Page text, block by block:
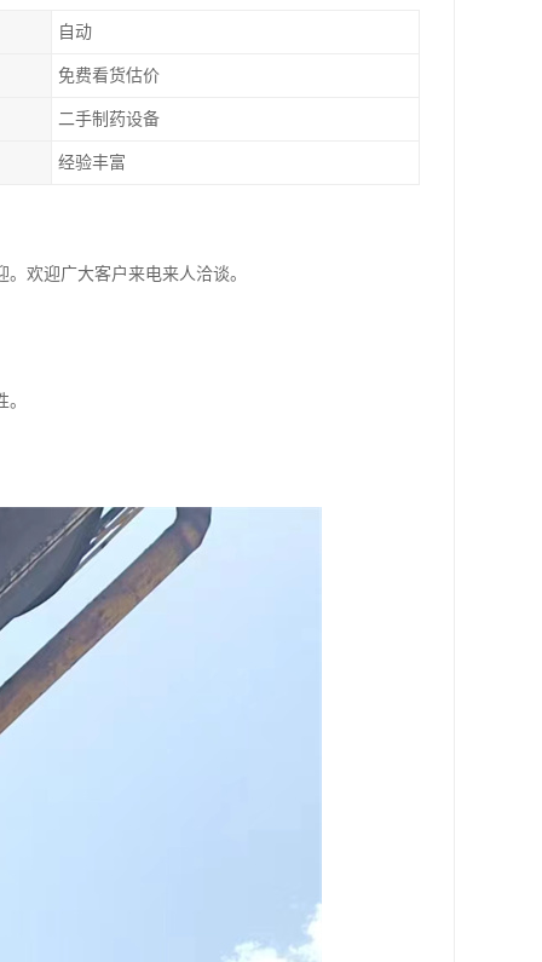
自动
免费看货估价
二手制药设备
经验丰富
欢迎广大客户来电来人洽谈。